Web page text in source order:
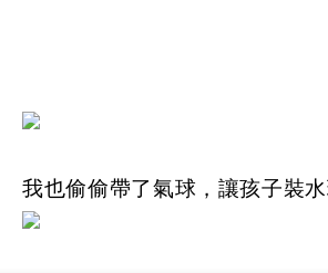
我也偷偷帶了氣球，讓孩子裝水